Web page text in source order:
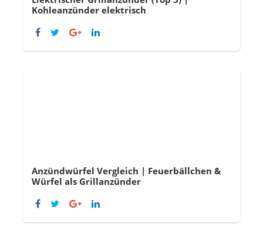
Kohleanzünder elektrisch
Anzündwürfel Vergleich | Feuerbällchen &
Würfel als Grillanzünder